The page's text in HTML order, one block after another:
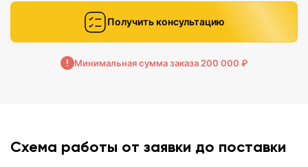
Получить консультацию
Минимальная сумма заказа 200 000 ₽
Схема работы от заявки до поставки